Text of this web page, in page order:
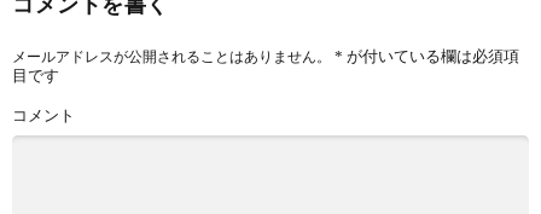
メールアドレスが公開されることはありません。 * が付いている欄は必須項
目です
コメント